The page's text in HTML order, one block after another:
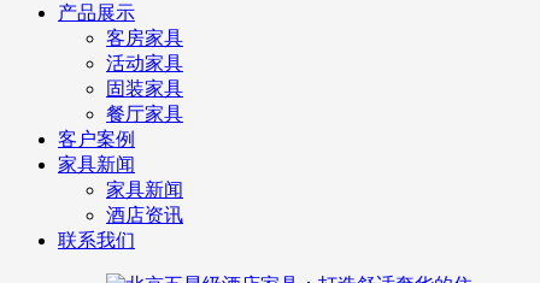
产品展示
客房家具
活动家具
固装家具
餐厅家具
客户案例
家具新闻
家具新闻
酒店资讯
联系我们